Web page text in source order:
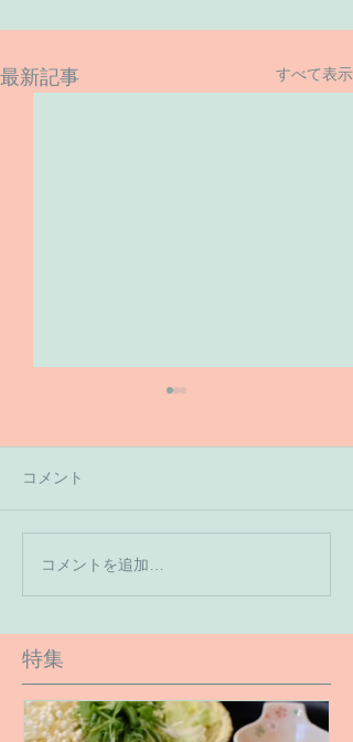
最新記事 すべて表示
【６月１６日のご予約状
況です】
コメント
コメントを追加…
特集